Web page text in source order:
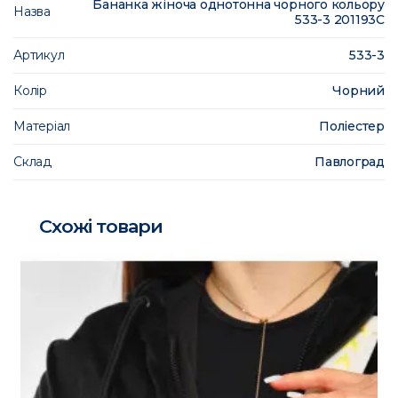
Назва
Бананка жіноча однотонна чорного кольору
533-3 201193C
Артикул 533-3
Колір Чорний
Матеріал Поліестер
Склад Павлоград
Схожі товари